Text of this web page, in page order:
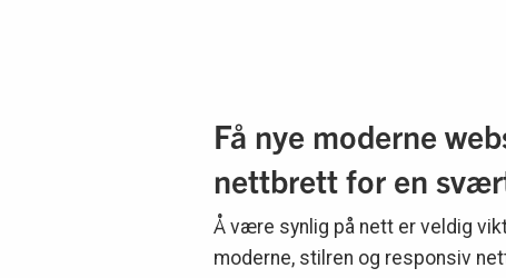
Få nye moderne
nettbrett for en
Å være synlig på nett er veldig
moderne, stilren og responsiv